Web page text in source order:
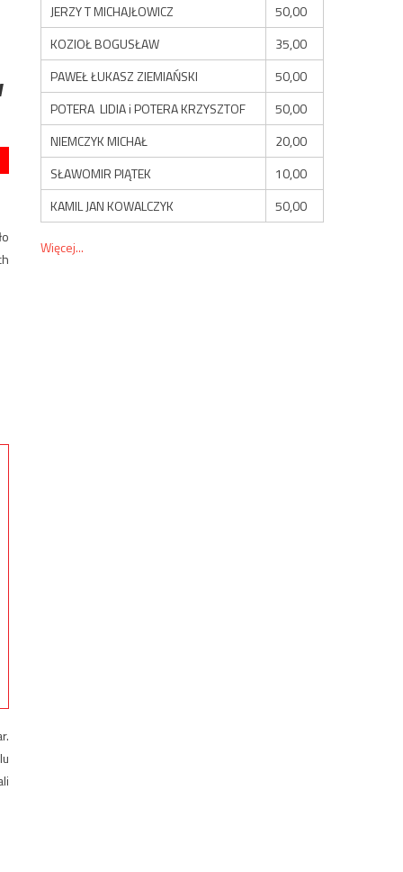
JERZY T MICHAJŁOWICZ
50,00
KOZIOŁ BOGUSŁAW
35,00
PAWEŁ ŁUKASZ ZIEMIAŃSKI
50,00
POTERA LIDIA i POTERA KRZYSZTOF
50,00
NIEMCZYK MICHAŁ
20,00
SŁAWOMIR PIĄTEK
10,00
KAMIL JAN KOWALCZYK
50,00
Więcej...